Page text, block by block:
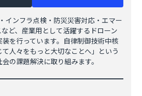
インフラ点検・防災災害対応・エマー
ど、産業用として活躍するドローン
を行っています。自律制御技術中核
人々をもっと大切なことへ」という
の課題解決に取り組みます。